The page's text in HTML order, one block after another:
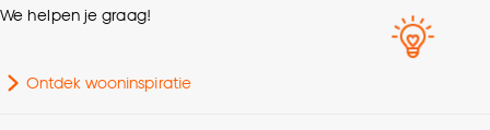
We helpen je graag!
Ontdek wooninspiratie